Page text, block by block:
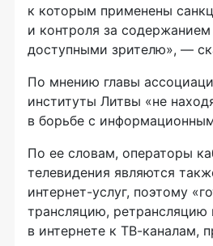
к которым применены
и контроля за
доступными зрителю», —
По мнению главы
институты Литвы «не
в борьбе с
По ее словам, операторы
телевидения являются
интернет-услуг, поэтому
трансляцию, ретрансляцию
в интернете к ТВ-каналам,